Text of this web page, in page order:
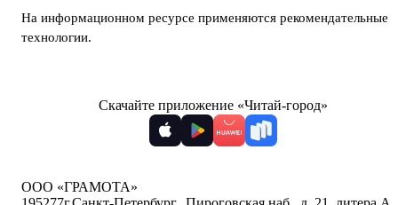
На информационном ресурсе применяются рекомендательные
технологии.
Скачайте приложение «Читай-город»
ООО «ГРАМОТА»